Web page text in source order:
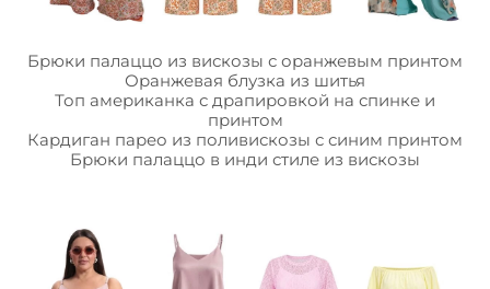
Брюки палаццо из вискозы с оранжевым принтом
Оранжевая блузка из шитья
Топ американка с драпировкой на спинке и
принтом
Кардиган парео из поливискозы с синим принтом
Брюки палаццо в инди стиле из вискозы